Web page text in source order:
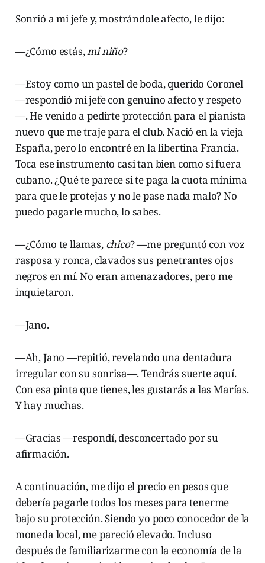
Sonrió a mi jefe y, mostrándole afecto, le dijo:
—¿Cómo estás,mi niño?
—Estoy como un pastel de boda, querido Coronel
—respondió mi jefe con genuino afecto y respeto
—. He venido a pedirte protección para el pianista
nuevo que me traje para el club. Nació en la vieja
España, pero lo encontré en la libertina Francia.
Toca ese instrumento casi tan bien como si fuera
cubano. ¿Qué te parece si te paga la cuota mínima
para que le protejas y no le pase nada malo? No
puedo pagarle mucho, lo sabes.
—¿Cómo te llamas, chico? —me preguntó con voz
rasposa y ronca, clavados sus penetrantes ojos
negros en mí. No eran amenazadores, pero me
inquietaron.
—Jano.
—Ah, Jano —repitió, revelando una dentadura
irregular con su sonrisa—. Tendrás suerte aquí.
Con esa pinta que tienes, les gustarás a las Marías.
Y hay muchas.
—Gracias —respondí, desconcertado por su
afirmación.
A continuación, me dijo el precio en pesos que
debería pagarle todos los meses para tenerme
bajo su protección. Siendo yo poco conocedor de la
moneda local, me pareció elevado. Incluso
después de familiarizarme con la economía de la